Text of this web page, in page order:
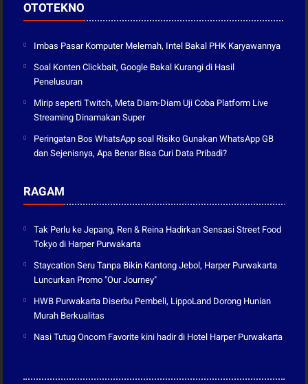
OTOTEKNO
Imbas Pasar Komputer Melemah, Intel Bakal PHK Karyawannya
Soal Konten Clickbait, Google Bakal Kurangi di Hasil
Penelusuran
Mirip seperti Twitch, Meta Diam-Diam Uji Coba Platform Live
Streaming Dinamakan Super
Peringatan Bos WhatsApp soal Risiko Gunakan WhatsApp GB
dan Sejenisnya, Apa Benar Bisa Curi Data Pribadi?
RAGAM
Tak Perlu ke Jepang, Ren & Reina Hadirkan Sensasi Street Food
Tokyo di Harper Purwakarta
Staycation Seru Tanpa Bikin Kantong Jebol, Harper Purwakarta
Luncurkan Promo "Our Journey"
HWB Purwakarta Diserbu Pembeli, LippoLand Dorong Hunian
Murah Berkualitas
Nasi Tutug Oncom Favorite kini hadir di Hotel Harper Purwakarta